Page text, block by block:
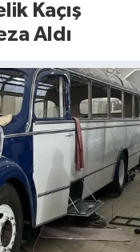
Kaçış
Aldı